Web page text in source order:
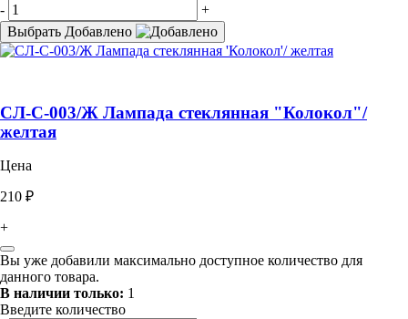
-
+
Выбрать Добавлено
СЛ-С-003/Ж Лампада стеклянная "Колокол"/
желтая
Цена
210 ₽
+
Вы уже добавили максимально доступное количество для
данного товара.
В наличии только: 1
Введите количество